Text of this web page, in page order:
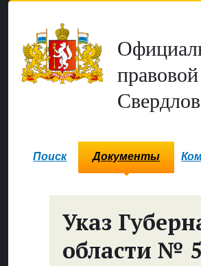
Поиск Документы
Указ
области №